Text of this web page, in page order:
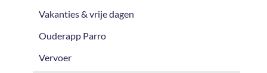
Vakanties & vrije dagen
Ouderapp Parro
Vervoer